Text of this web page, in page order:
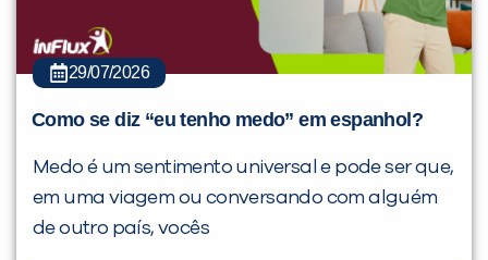
29/07/2026
Como se diz “eu tenho medo” em espanhol?
Medo é um sentimento universal e pode ser que,
em uma viagem ou conversando com alguém
de outro país, vocês